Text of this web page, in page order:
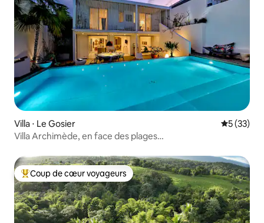
Villa ⋅ Le Gosier
5 (33)
Villa Archimède, en face des plages…
Coups de cœur voyageurs les plus appréciés
Coup de cœur voyageurs